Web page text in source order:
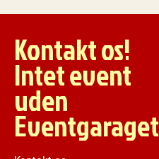
Kontakt os!
Intet event
uden
Eventgaraget